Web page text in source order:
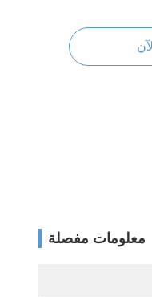
معلومات مفصلة